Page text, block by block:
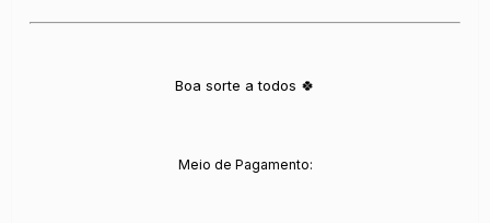
Boa sorte a todos 🍀
Meio de Pagamento: